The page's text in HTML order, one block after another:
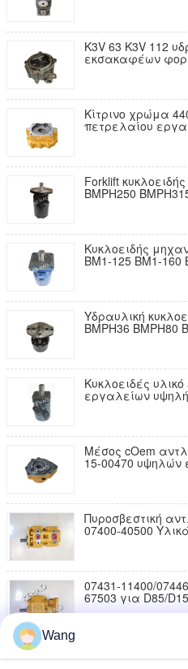
K3V 63 K3V 112
εκσακαφέων
Κίτρινο χρώμα 44081-
πετρελαίου
Forklift
BMPH250
Κυκλοειδής
BM1-125 BM1-160
Υδραυλική
BMPH36 BMPH80
Κυκλοειδές
εργαλείων
Μέσος cOem
15-00470 υψηλών
Πυροσβεστική
07400-40500
07431-11400/
67503 για D85/
χυτοσίδηρο
Wang